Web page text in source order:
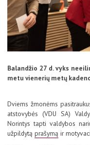
Privatumo politika
Balandžio 27 d. vyks
metu vienerių metų
Dviems žmonėms
atstovybės (VDU SA)
Norintys tapti valdybos
užpildytą prašymą ir